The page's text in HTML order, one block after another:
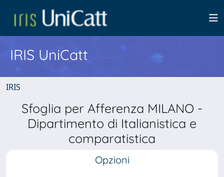
IRIS UniCatt
IRIS
Sfoglia per Afferenza MILANO -
Dipartimento di Italianistica e
comparatistica
Opzioni